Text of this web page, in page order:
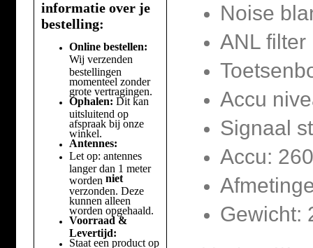
informatie over je
bestelling:
Online bestellen:
Wij verzenden
bestellingen
momenteel zonder
grote vertragingen.
Ophalen: Dit kan
uitsluitend op
afspraak bij onze
winkel.
Antennes:
Let op: antennes
langer dan 1 meter
worden niet
verzonden. Deze
kunnen alleen
worden opgehaald.
Voorraad &
Levertijd:
Staat een product op
Noise
ANL filter
Accu
Signaal
Accu:
Gewicht: